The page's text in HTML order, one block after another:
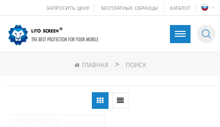
ЗАПРОСИТЬ ЦЕНУ БЕСПЛАТНЫЕ ОБРАЗЦЫ КАТАЛОГ
ГЛАВНАЯ > ПОИСК